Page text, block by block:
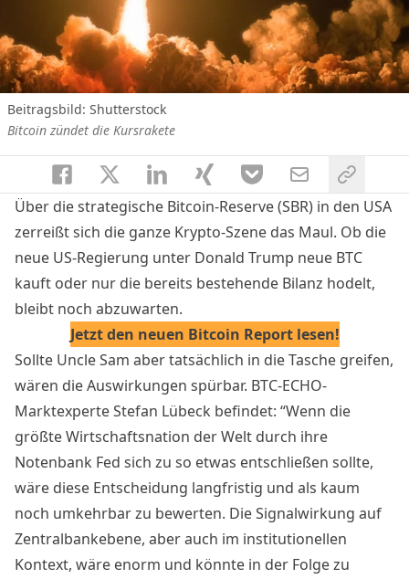
Beitragsbild: Shutterstock
Bitcoin zündet die Kursrakete
Über die strategische Bitcoin-Reserve (SBR) in den USA
zerreißt sich die ganze Krypto-Szene das Maul. Ob die
neue US-Regierung unter Donald Trump neue BTC
kauft oder nur die bereits bestehende Bilanz hodelt,
bleibt noch abzuwarten.
Jetzt den neuen Bitcoin Report lesen!
Sollte Uncle Sam aber tatsächlich in die Tasche greifen,
wären die Auswirkungen spürbar. BTC-ECHO-
Marktexperte Stefan Lübeck befindet: “Wenn die
größte Wirtschaftsnation der Welt durch ihre
Notenbank Fed sich zu so etwas entschließen sollte,
wäre diese Entscheidung langfristig und als kaum
noch umkehrbar zu bewerten. Die Signalwirkung auf
Zentralbankebene, aber auch im institutionellen
Kontext, wäre enorm und könnte in der Folge zu